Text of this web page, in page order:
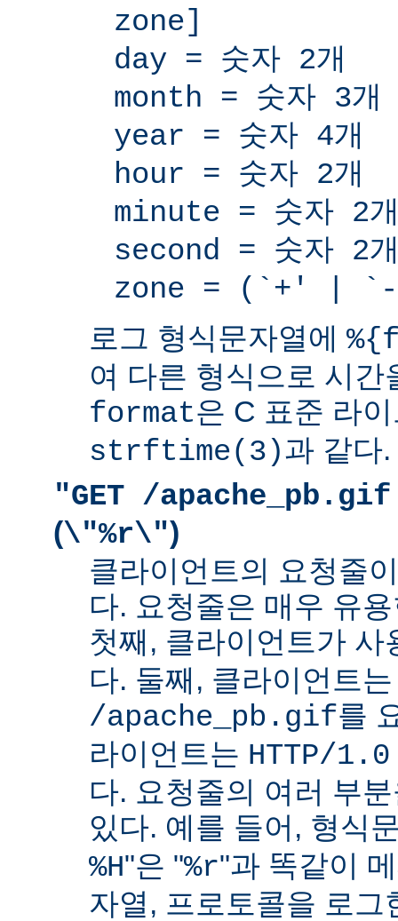
zone]
day = 숫자 2개
month = 숫자 3개
year = 숫자 4개
hour = 숫자 2개
minute = 숫자 2
second = 숫자 2
zone = (`+' | `-
로그 형식문자열에
여 다른 형식으로 시간
format은 C 표준 라
strftime(3)과 같다.
"GET /
(\"%r\")
클라이언트의 요청줄
다. 요청줄은 매우 유
첫째, 클라이언트가
다. 둘째, 클라이언트
/apache_pb.gif를
라이언트는 HTTP/1.0
다. 요청줄의 여러 부
있다. 예를 들어, 형식
%H"은 "%r"과 똑같이
자열, 프로토콜을 로그